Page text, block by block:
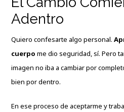
Adentro
Quiero confesarte algo personal.
cuerpo me dio seguridad, sí. Pero
imagen no iba a cambiar por
bien por dentro.
En ese proceso de aceptarme y